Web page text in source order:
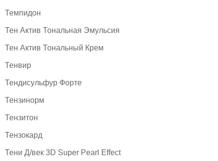
Темпидон
Тен Актив Тональная Эмульсия
Тен Актив Тональный Крем
Тенвир
Тендисульфур Форте
Тензинорм
Тензитон
Тензокард
Тени Д/век 3D Super Pearl Effect